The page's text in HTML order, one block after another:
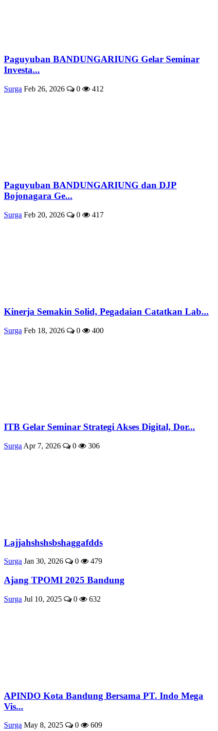
Paguyuban BANDUNGARIUNG Gelar Seminar
Investa...
Surga Feb 26, 2026 0 412
Paguyuban BANDUNGARIUNG dan DJP
Bojonagara Ge...
Surga Feb 20, 2026 0 417
Kinerja Semakin Solid, Pegadaian Catatkan Lab...
Surga Feb 18, 2026 0 400
ITB Gelar Seminar Strategi Akses Digital, Dor...
Surga Apr 7, 2026 0 306
Lajjahshshsbshaggafdds
Surga Jan 30, 2026 0 479
Ajang TPOMI 2025 Bandung
Surga Jul 10, 2025 0 632
APINDO Kota Bandung Bersama PT. Indo Mega
Vis...
Surga May 8, 2025 0 609